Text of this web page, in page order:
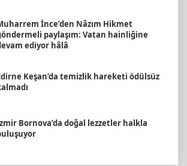
İnce’den Nâzım Hikmet
paylaşım: Vatan hainliğine
ediyor hâlâ
Keşan’da temizlik hareketi ödülsüz
Bornova’da doğal lezzetler halkla